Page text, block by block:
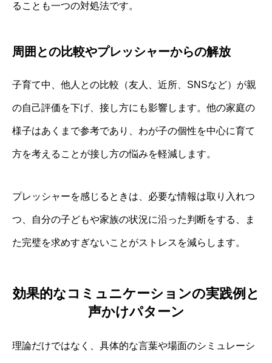
ることも一つの対処法です。
周囲との比較やプレッシャーからの解放
子育て中、他人との比較（友人、近所、SNSなど）が親
の自己評価を下げ、接し方にも影響します。他の家庭の
様子はあくまで参考であり、わが子の個性を中心に育て
方を考えることが接し方の悩みを軽減します。
プレッシャーを感じるときは、必要な情報は取り入れつ
つ、自分の子どもや家族の状況に沿った判断をする、ま
た完璧を求めすぎないことがストレスを減らします。
効果的なコミュニケーションの実践例と
声かけパターン
理論だけではなく、具体的な言葉や場面のシミュレーシ